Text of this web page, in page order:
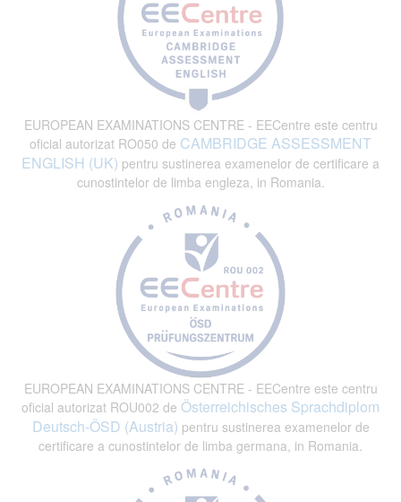
EUROPEAN EXAMINATIONS CENTRE - EECentre este centru
oficial autorizat RO050 de CAMBRIDGE ASSESSMENT
ENGLISH (UK) pentru sustinerea examenelor de certificare a
cunostintelor de limba engleza, in Romania.
EUROPEAN EXAMINATIONS CENTRE - EECentre este centru
oficial autorizat ROU002 de Österreichisches Sprachdiplom
Deutsch-ÖSD (Austria) pentru sustinerea examenelor de
certificare a cunostintelor de limba germana, in Romania.